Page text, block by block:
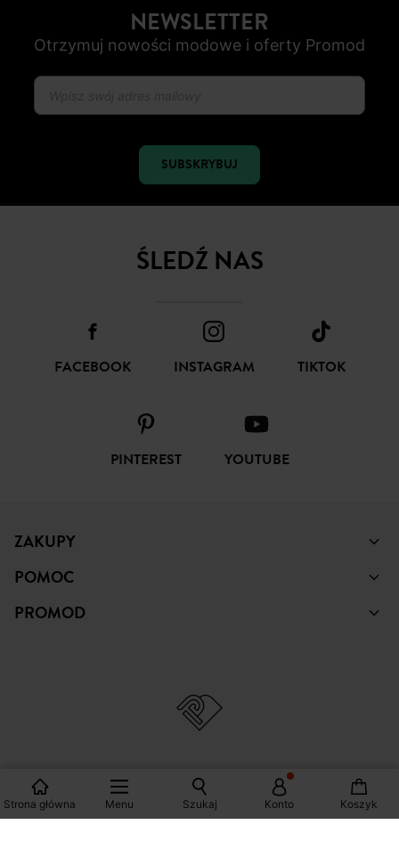
Strona główna Menu Szukaj Konto Koszyk
NEWSLETTER
Otrzymuj nowości modowe i oferty Promod
SUBSKRYBUJ
ŚLEDŹ NAS
FACEBOOK INSTAGRAM TIKTOK
PINTEREST YOUTUBE
ZAKUPY
POMOC
PROMOD
© Copyright Promod © 2026